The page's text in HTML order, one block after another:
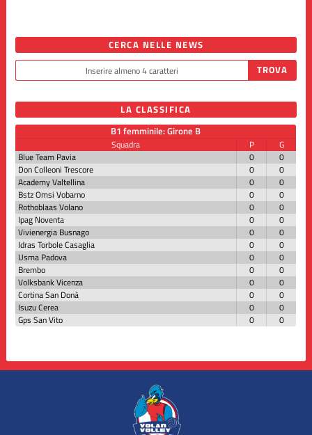
CERCA NELLE NEWS
LA CLASSIFICA
B1 femminile: Girone B
Squadra P
G
Blue Team Pavia
0
0
Don Colleoni Trescore
0
0
Academy Valtellina
0
0
Bstz Omsi Vobarno
0
0
Rothoblaas Volano
0
0
Ipag Noventa
0
0
Vivienergia Busnago
0
0
Idras Torbole Casaglia
0
0
Usma Padova
0
0
Brembo
0
0
Volksbank Vicenza
0
0
Cortina San Donà
0
0
Isuzu Cerea
0
0
Gps San Vito
0 0